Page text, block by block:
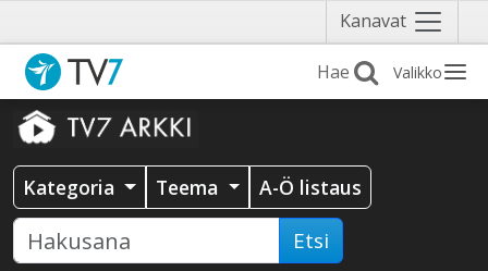
Kanavat Näytä
valikko
Valikko
Kategoria Teema A-Ö listaus
Etsi